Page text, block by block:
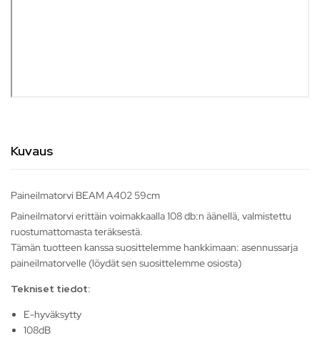
Kuvaus
Paineilmatorvi BEAM A402 59cm
Paineilmatorvi erittäin voimakkaalla 108 db:n äänellä, valmistettu
ruostumattomasta teräksestä.
Tämän tuotteen kanssa suosittelemme hankkimaan: asennussarja
paineilmatorvelle (löydät sen suosittelemme osiosta)
Tekniset tiedot:
E-hyväksytty
108dB